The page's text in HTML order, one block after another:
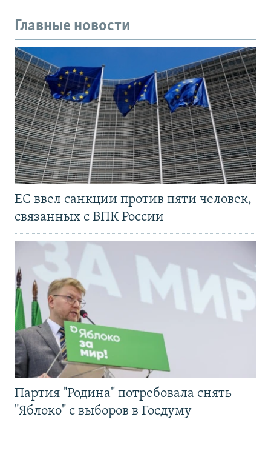
Главные новости
ЕС ввел санкции против пяти человек,
связанных с ВПК России
Партия "Родина" потребовала снять
"Яблоко" с выборов в Госдуму